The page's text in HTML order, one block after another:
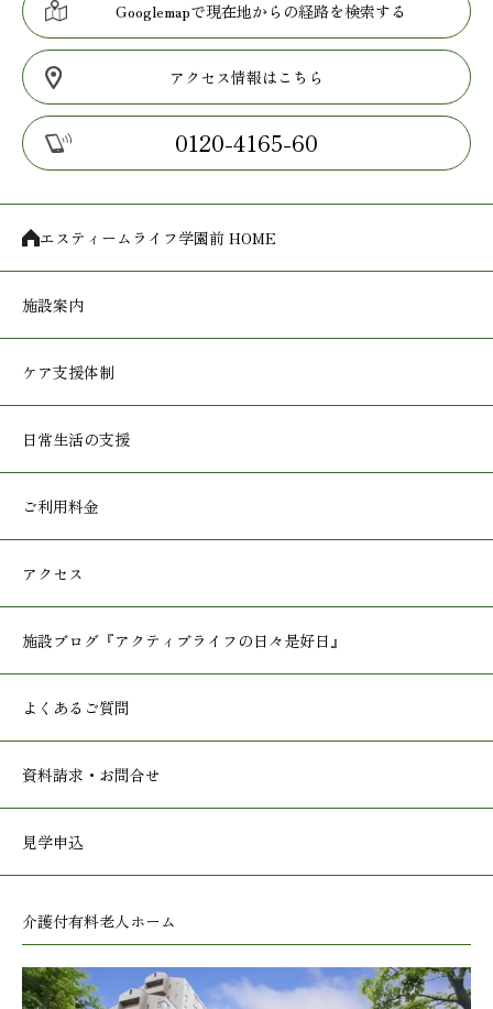
Googlemapで現在地からの経路を検索する
アクセス情報はこちら
0120-4165-60
エスティームライフ学園前 HOME
施設案内
ケア支援体制
日常生活の支援
ご利用料金
アクセス
施設ブログ 『アクティブライフの日々是好日』
よくあるご質問
資料請求・お問合せ
見学申込
介護付有料老人ホーム